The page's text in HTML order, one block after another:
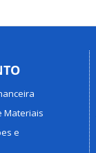
Materiais
e